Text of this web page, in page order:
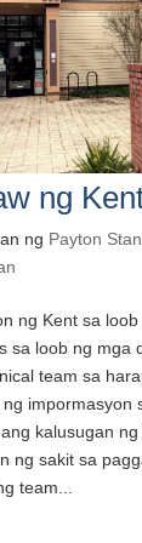
ng
ng Payton
ng Kent sa
sa loob ng mga
team sa
impormasyon
kalusugan
ng sakit sa
team...